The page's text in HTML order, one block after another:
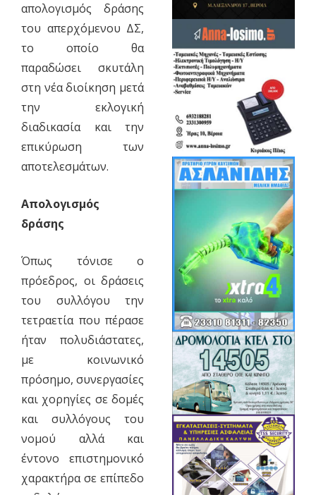
απολογισμός δράσης
του απερχόμενου ΔΣ,
το οποίο θα
παραδώσει σκυτάλη
στη νέα διοίκηση μετά
την εκλογική
διαδικασία και την
επικύρωση των
αποτελεσμάτων.
Απολογισμός
δράσης
Όπως τόνισε ο
πρόεδρος, οι δράσεις
του συλλόγου την
τετραετία που πέρασε
ήταν πολυδιάστατες,
με κοινωνικό
πρόσημο, συνεργασίες
και χορηγίες σε δομές
και συλλόγους του
νομού αλλά και
έντονο επιστημονικό
χαρακτήρα σε επίπεδο